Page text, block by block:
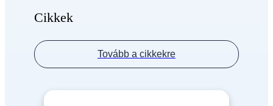
Cikkek
Tovább a cikkekre